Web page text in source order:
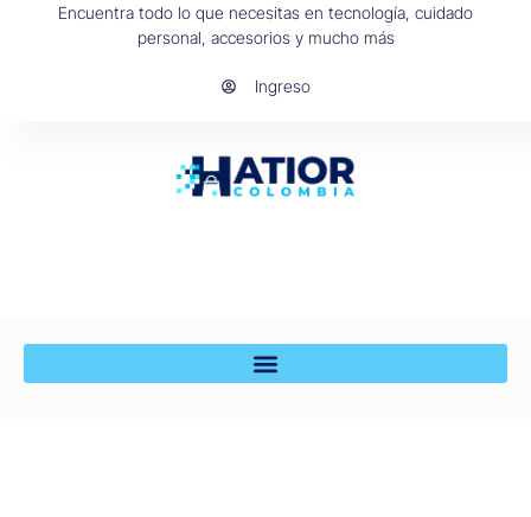
Encuentra todo lo que necesitas en tecnología, cuidado
personal, accesorios y mucho más
Ingreso